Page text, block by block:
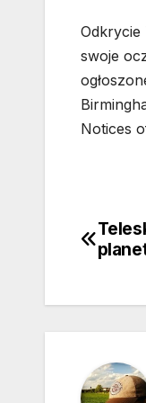
Odkrycie
swoje
Notices